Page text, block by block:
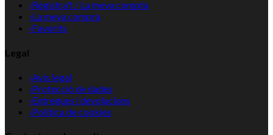
›Registra't / La meva compta
›La meva compra
›Favorits
Legal
›Avís legal
›Protecció de dades
›Entregues i devolucions
›Política de cookies